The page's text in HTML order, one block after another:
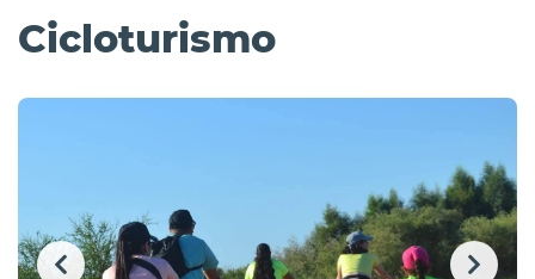
Cicloturismo